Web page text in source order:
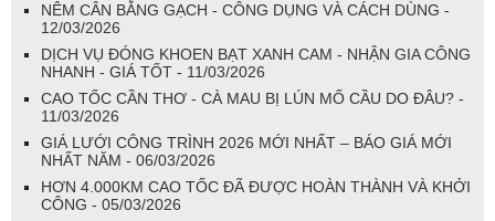
NÊM CÂN BẰNG GẠCH - CÔNG DỤNG VÀ CÁCH DÙNG -
12/03/2026
DỊCH VỤ ĐÓNG KHOEN BẠT XANH CAM - NHẬN GIA CÔNG
NHANH - GIÁ TỐT - 11/03/2026
CAO TỐC CẦN THƠ - CÀ MAU BỊ LÚN MỐ CẦU DO ĐÂU? -
11/03/2026
GIÁ LƯỚI CÔNG TRÌNH 2026 MỚI NHẤT – BÁO GIÁ MỚI
NHẤT NĂM - 06/03/2026
HƠN 4.000KM CAO TỐC ĐÃ ĐƯỢC HOÀN THÀNH VÀ KHỞI
CÔNG - 05/03/2026